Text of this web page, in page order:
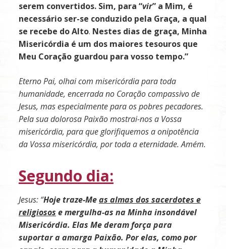
serem convertidos. Sim, para “vir” a Mim, é
necessário ser-se conduzido pela Graça, a qual
se recebe do Alto. Nestes dias de graça, Minha
Misericórdia é um dos maiores tesouros que
Meu Coração guardou para vosso tempo.”
Eterno Pai, olhai com misericórdia para toda
humanidade, encerrada no Coração compassivo de
Jesus, mas especialmente para os pobres pecadores.
Pela sua dolorosa Paixão mostrai-nos a Vossa
misericórdia, para que glorifiquemos a onipotência
da Vossa misericórdia, por toda a eternidade. Amém.
Segundo dia:
Jesus: “Hoje traze-Meas almas dos sacerdotes e
religiosos e mergulha-as na Minha insondável
Misericórdia. Elas Me deram força para
suportar a amarga Paixão. Por elas, como por